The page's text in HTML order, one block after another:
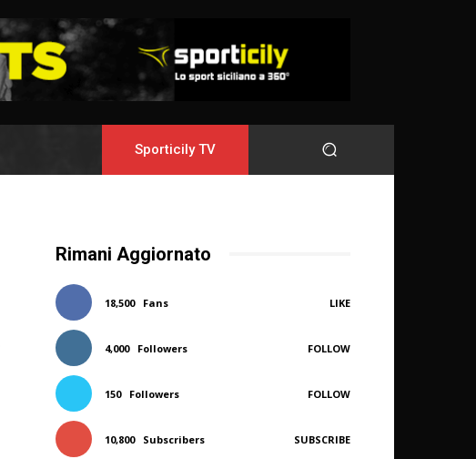
Sporticily TV
Rimani Aggiornato
18,500 Fans LIKE
4,000 Followers FOLLOW
150 Followers FOLLOW
10,800 Subscribers SUBSCRIBE